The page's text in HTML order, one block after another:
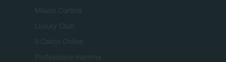
Milano Cortina
Luxury Club
Il Calcio Online
Professione mamma